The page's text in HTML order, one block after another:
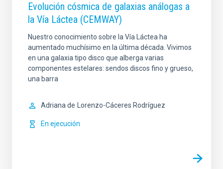
Evolución cósmica de galaxias análogas a
la Vía Láctea (CEMWAY)
Nuestro conocimiento sobre la Vía Láctea ha
aumentado muchísimo en la última década. Vivimos
en una galaxia tipo disco que alberga varias
componentes estelares: sendos discos fino y grueso,
una barra
Adriana de Lorenzo-Cáceres Rodríguez
En ejecución